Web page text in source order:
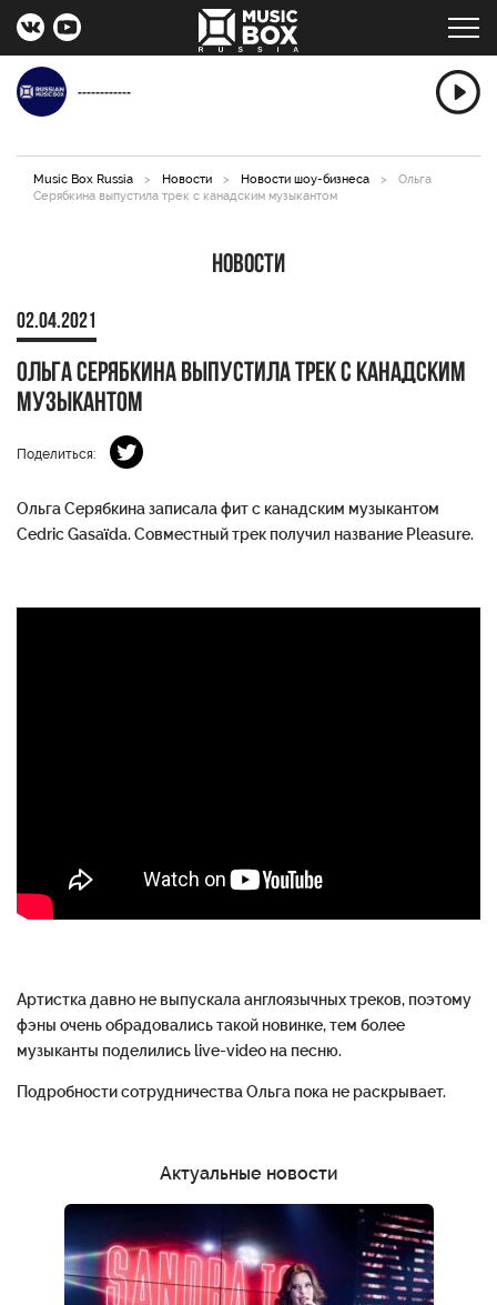
------------
Music Box Russia > Новости > Новости шоу-бизнеса >
Ольга
Серябкина выпустила трек с канадским музыкантом
Новости
02.04.2021
Ольга Серябкина выпустила трек с канадским
музыкантом
Поделиться:
Ольга Серябкина записала фит с канадским музыкантом
Cedric Gasaïda. Совместный трек получил название Pleasure.
Артистка давно не выпускала англоязычных треков, поэтому
фэны очень обрадовались такой новинке, тем более
музыканты поделились live-video на песню.
Подробности сотрудничества Ольга пока не раскрывает.
Актуальные новости